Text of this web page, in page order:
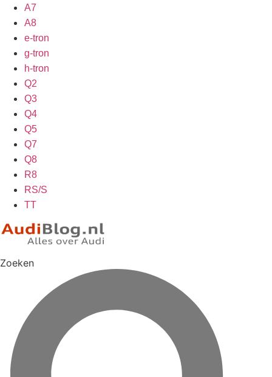
A7
A8
e-tron
g-tron
h-tron
Q2
Q3
Q4
Q5
Q7
Q8
R8
RS/S
TT
Zoeken